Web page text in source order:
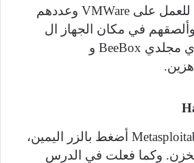
للعمل على VMWare وعددهم
مجلدي BeeBox و
أضغط بالزر اليمين،
مخزن. وكما فعلت في الدرس